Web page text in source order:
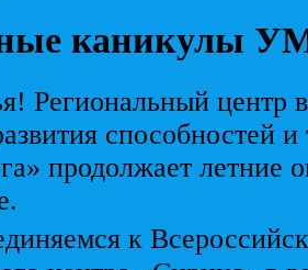
каникулы
Региональный центр
способностей и
продолжает летние
к